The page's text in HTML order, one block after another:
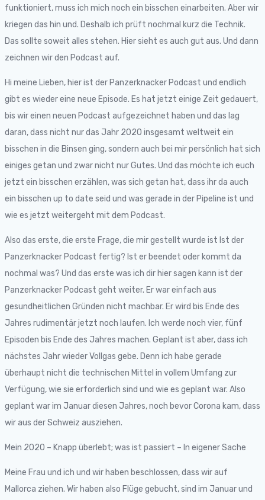
funktioniert, muss ich mich noch ein bisschen einarbeiten. Aber wir
kriegen das hin und. Deshalb ich prüft nochmal kurz die Technik.
Das sollte soweit alles stehen. Hier sieht es auch gut aus. Und dann
zeichnen wir den Podcast auf.
Hi meine Lieben, hier ist der Panzerknacker Podcast und endlich
gibt es wieder eine neue Episode. Es hat jetzt einige Zeit gedauert,
bis wir einen neuen Podcast aufgezeichnet haben und das lag
daran, dass nicht nur das Jahr 2020 insgesamt weltweit ein
bisschen in die Binsen ging, sondern auch bei mir persönlich hat sich
einiges getan und zwar nicht nur Gutes. Und das möchte ich euch
jetzt ein bisschen erzählen, was sich getan hat, dass ihr da auch
ein bisschen up to date seid und was gerade in der Pipeline ist und
wie es jetzt weitergeht mit dem Podcast.
Also das erste, die erste Frage, die mir gestellt wurde ist Ist der
Panzerknacker Podcast fertig? Ist er beendet oder kommt da
nochmal was? Und das erste was ich dir hier sagen kann ist der
Panzerknacker Podcast geht weiter. Er war einfach aus
gesundheitlichen Gründen nicht machbar. Er wird bis Ende des
Jahres rudimentär jetzt noch laufen. Ich werde noch vier, fünf
Episoden bis Ende des Jahres machen. Geplant ist aber, dass ich
nächstes Jahr wieder Vollgas gebe. Denn ich habe gerade
überhaupt nicht die technischen Mittel in vollem Umfang zur
Verfügung, wie sie erforderlich sind und wie es geplant war. Also
geplant war im Januar diesen Jahres, noch bevor Corona kam, dass
wir aus der Schweiz ausziehen.
Mein 2020 – Knapp überlebt; was ist passiert – In eigener Sache
Meine Frau und ich und wir haben beschlossen, dass wir auf
Mallorca ziehen. Wir haben also Flüge gebucht, sind im Januar und